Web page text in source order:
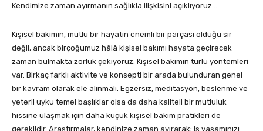
Kendimize zaman ayırmanın sağlıkla ilişkisini açıklıyoruz…
Kişisel bakımın, mutlu bir hayatın önemli bir parçası olduğu sır
değil, ancak birçoğumuz hâlâ kişisel bakımı hayata geçirecek
zaman bulmakta zorluk çekiyoruz. Kişisel bakımın türlü yöntemleri
var. Birkaç farklı aktivite ve konsepti bir arada bulunduran genel
bir kavram olarak ele alınmalı. Egzersiz, meditasyon, beslenme ve
yeterli uyku temel başlıklar olsa da daha kaliteli bir mutluluk
hissine ulaşmak için daha küçük kişisel bakım pratikleri de
gereklidir. Araştırmalar, kendinize zaman ayırarak; iş yaşamınızı